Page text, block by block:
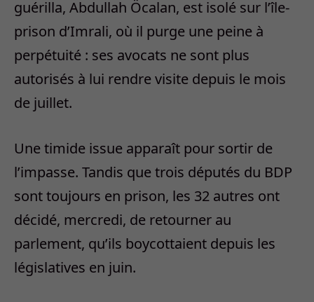
guérilla, Abdullah Öcalan, est isolé sur l’île-
prison d’Imrali, où il purge une peine à
perpétuité : ses avocats ne sont plus
autorisés à lui rendre visite depuis le mois
de juillet.
Une timide issue apparaît pour sortir de
l’impasse. Tandis que trois députés du BDP
sont toujours en prison, les 32 autres ont
décidé, mercredi, de retourner au
parlement, qu’ils boycottaient depuis les
législatives en juin.